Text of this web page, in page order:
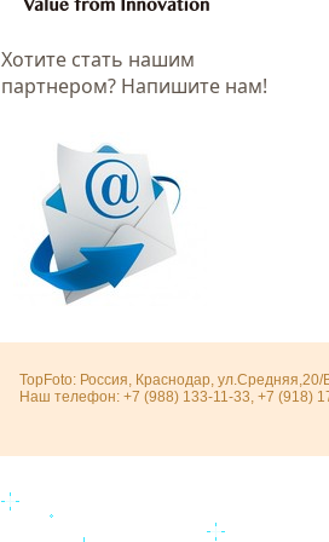
Хотитe стать нашим
партнером? Напишите нам!
TopFoto: Россия, Краснодар, ул.Средняя,20/
Наш телефон: +7 (988) 133-11-33, +7 (918)